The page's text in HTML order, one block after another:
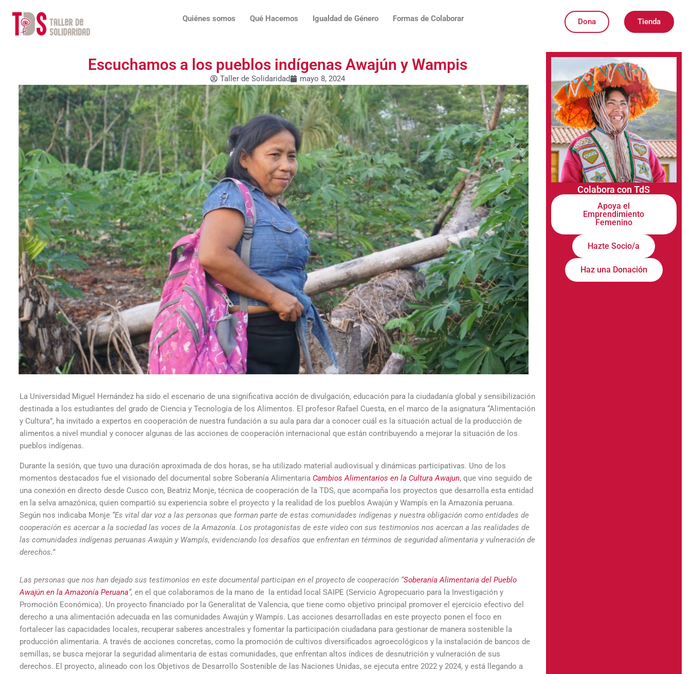
contenido
Quiénes somos Qué Hacemos Igualdad de Género Formas de Colaborar Dona Tienda
Escuchamos a los pueblos indígenas Awajún y Wampis
Taller de Solidaridad mayo 8, 2024
La Universidad Miguel Hernández ha sido el escenario de una significativa acción de divulgación, educación para la ciudadanía global y sensibilización
destinada a los estudiantes del grado de Ciencia y Tecnología de los Alimentos. El profesor Rafael Cuesta, en el marco de la asignatura “Alimentación
y Cultura”, ha invitado a expertos en cooperación de nuestra fundación a su aula para dar a conocer cuál es la situación actual de la producción de
alimentos a nivel mundial y conocer algunas de las acciones de cooperación internacional que están contribuyendo a mejorar la situación de los
pueblos indígenas.
Durante la sesión, que tuvo una duración aproximada de dos horas, se ha utilizado material audiovisual y dinámicas participativas. Uno de los
momentos destacados fue el visionado del documental sobre Soberanía Alimentaria Cambios Alimentarios en la Cultura Awajun, que vino seguido de
una conexión en directo desde Cusco con, Beatriz Monje, técnica de cooperación de la TDS, que acompaña los proyectos que desarrolla esta entidad
en la selva amazónica, quien compartió su experiencia sobre el proyecto y la realidad de los pueblos Awajún y Wampís en la Amazonía peruana.
Según nos indicaba Monje “Es vital dar voz a las personas que forman parte de estas comunidades indígenas y nuestra obligación como entidades de
cooperación es acercar a la sociedad las voces de la Amazonía. Los protagonistas de este video con sus testimonios nos acercan a las realidades de
las comunidades indígenas peruanas Awajún y Wampís, evidenciando los desafíos que enfrentan en términos de seguridad alimentaria y vulneración de
derechos.”
Las personas que nos han dejado sus testimonios en este documental participan en el proyecto de cooperación “Soberanía Alimentaria del Pueblo
Awajún en la Amazonía Peruana“, en el que colaboramos de la mano de la entidad local SAIPE (Servicio Agropecuario para la Investigación y
Promoción Económica). Un proyecto financiado por la Generalitat de Valencia, que tiene como objetivo principal promover el ejercicio efectivo del
derecho a una alimentación adecuada en las comunidades Awajún y Wampís. Las acciones desarrolladas en este proyecto ponen el foco en
fortalecer las capacidades locales, recuperar saberes ancestrales y fomentar la participación ciudadana para gestionar de manera sostenible la
producción alimentaria. A través de acciones concretas, como la promoción de cultivos diversificados agroecológicos y la instalación de bancos de
semillas, se busca mejorar la seguridad alimentaria de estas comunidades, que enfrentan altos índices de desnutrición y vulneración de sus
derechos. El proyecto, alineado con los Objetivos de Desarrollo Sostenible de las Naciones Unidas, se ejecuta entre 2022 y 2024, y está llegando a
Colabora con TdS
Apoya el
Emprendimiento
Femenino
Hazte Socio/a
Haz una Donación